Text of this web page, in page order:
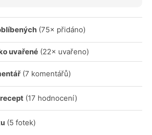
(75× přidáno)
uvařené (22× uvařeno)
(7 komentářů)
(17 hodnocení)
(5 fotek)